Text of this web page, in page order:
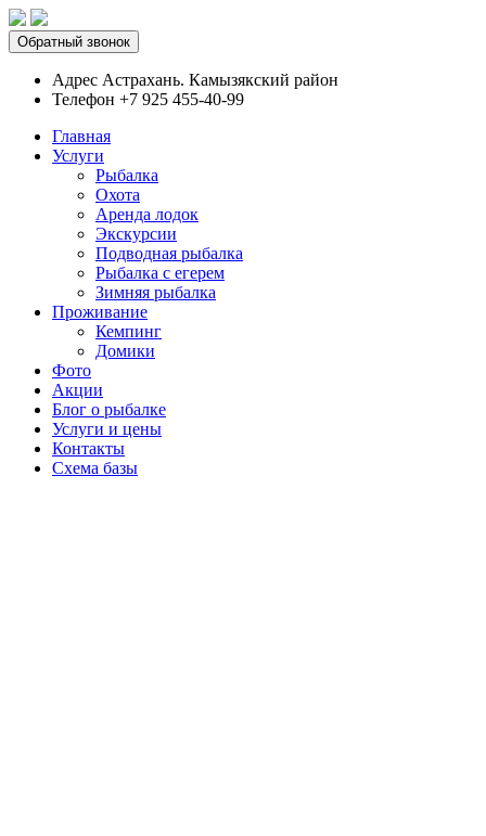
Обратный звонок
Адрес Астрахань. Камызякский район
Телефон +7 925 455-40-99
Главная
Услуги
Рыбалка
Охота
Аренда лодок
Экскурсии
Подводная рыбалка
Рыбалка с егерем
Зимняя рыбалка
Проживание
Кемпинг
Домики
Фото
Акции
Блог о рыбалке
Услуги и цены
Контакты
Схема базы